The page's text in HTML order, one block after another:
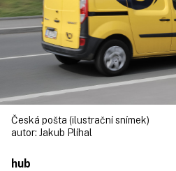
Česká pošta (ilustrační snímek)
autor: Jakub Plíhal
hub